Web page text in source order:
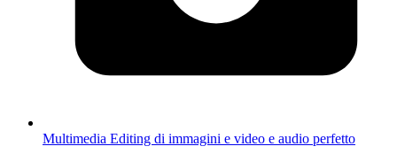
Multimedia Editing di immagini e video e audio perfetto